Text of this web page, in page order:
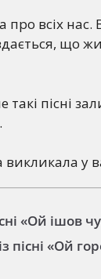
про всіх нас.
що
такі пісні
викликала у
«Ой ішов
пісні «Ой